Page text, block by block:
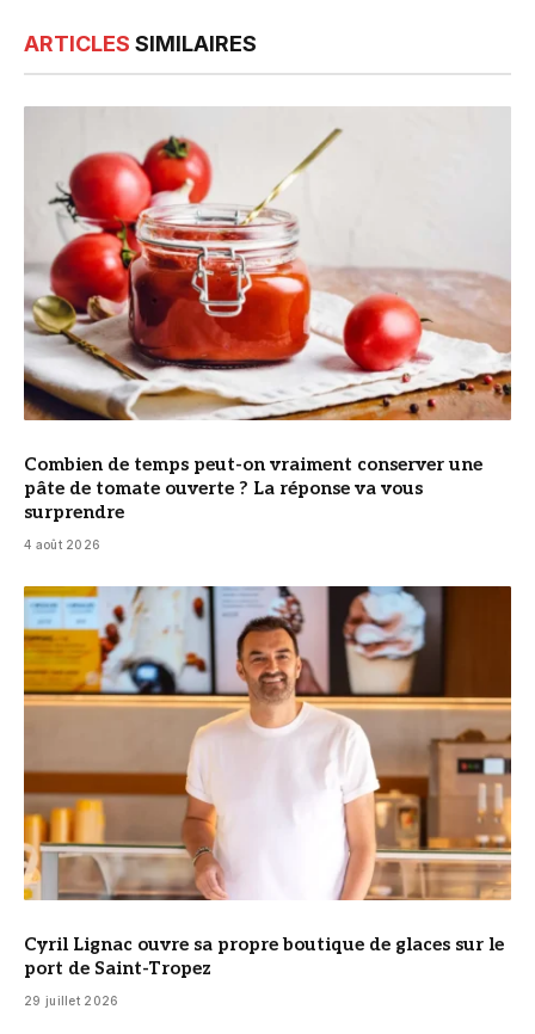
ARTICLES SIMILAIRES
Combien de temps peut-on vraiment conserver une
pâte de tomate ouverte ? La réponse va vous
surprendre
4 août 2026
© Cyril Lignac
Cyril Lignac ouvre sa propre boutique de glaces sur le
port de Saint-Tropez
29 juillet 2026